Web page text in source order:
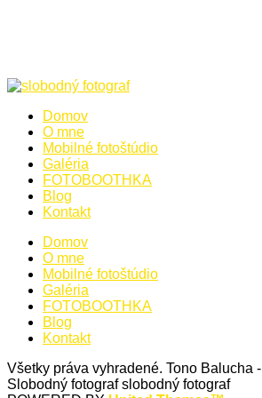
Domov
O mne
Mobilné fotoštúdio
Galéria
FOTOBOOTHKA
Blog
Kontakt
Domov
O mne
Mobilné fotoštúdio
Galéria
FOTOBOOTHKA
Blog
Kontakt
Všetky práva vyhradené. Tono Balucha -
Slobodný fotografslobodný fotograf